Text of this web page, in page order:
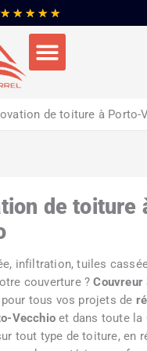
★ ★ ★ ★ ★Noté
5
5
de toiture à Porto-
de toiture
infiltration, tuiles
couverture ?Couvreur
tous vos projets de
Vecchio et dans toute la
tout type de toiture, en